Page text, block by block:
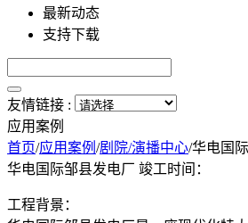
最新动态
支持下载
友情链接 :
应用案例
首页/应用案例 /剧院/演播中心/华电国
华电国际邹县发电厂 竣工时间：
工程背景：